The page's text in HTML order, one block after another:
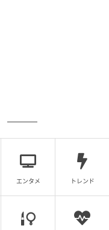
エンタメ トレンド